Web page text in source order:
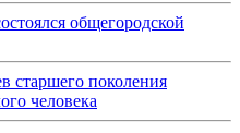
общегородской
старшего поколения
человека